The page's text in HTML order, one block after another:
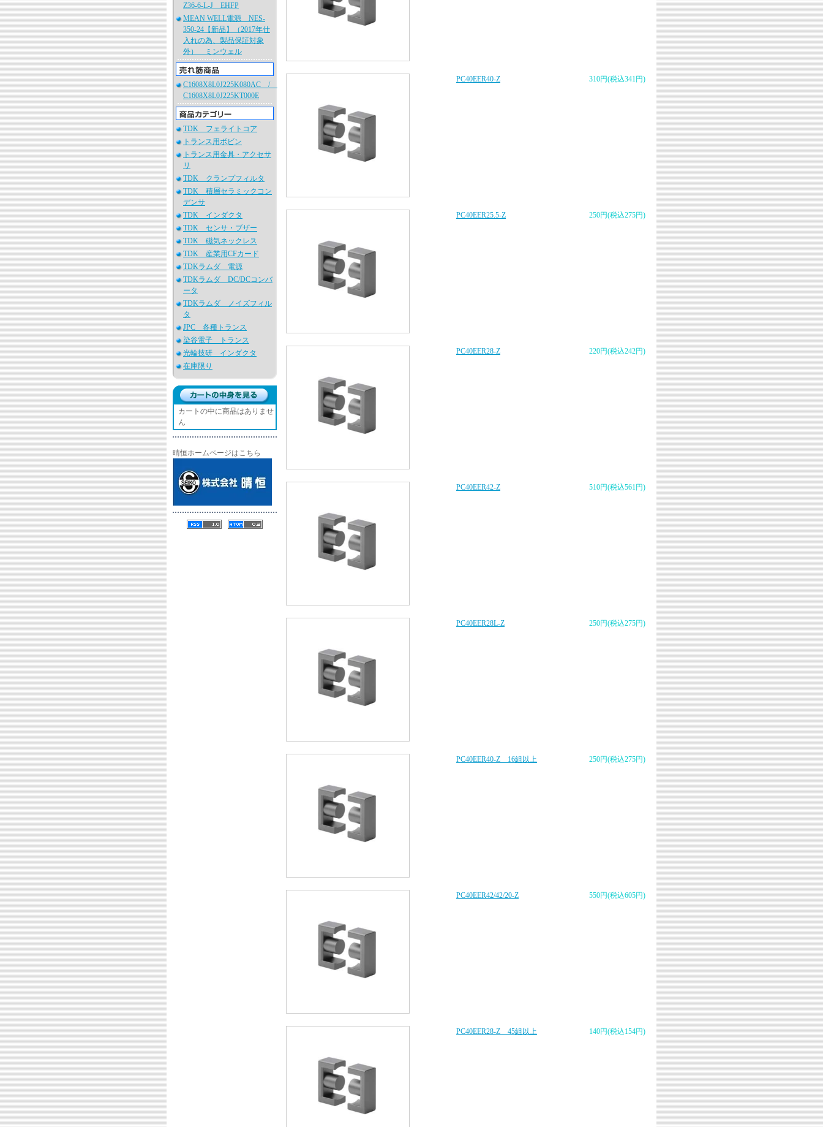
Z36-6-L-J EHFP
MEAN WELL電源 NES-
350-24【新品】（2017年仕
入れの為、製品保証対象
外） ミンウェル
C1608X8L0J225K080AC /
C1608X8L0J225KT000E
TDK フェライトコア
トランス用ボビン
トランス用金具・アクセサ
リ
TDK クランプフィルタ
TDK 積層セラミックコン
デンサ
TDK インダクタ
TDK センサ・ブザー
TDK 磁気ネックレス
TDK 産業用CFカード
TDKラムダ 電源
TDKラムダ DC/DCコンバ
ータ
TDKラムダ ノイズフィル
タ
JPC 各種トランス
染谷電子 トランス
光輪技研 インダクタ
在庫限り
カートの中に商品はありませ
ん
晴恒ホームページはこちら
310円(税込341円)
PC40EER40-Z
250円(税込275円)
PC40EER25.5-Z
220円(税込242円)
PC40EER28-Z
510円(税込561円)
PC40EER42-Z
250円(税込275円)
PC40EER28L-Z
250円(税込275円)
PC40EER40-Z 16組以上
550円(税込605円)
PC40EER42/42/20-Z
140円(税込154円)
PC40EER28-Z 45組以上